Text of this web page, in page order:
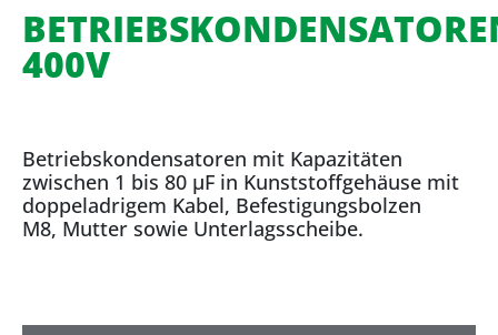
400V
Betriebskondensatoren mit Kapazitäten
zwischen 1 bis 80 µF in Kunststoffgehäuse mit
doppeladrigem Kabel, Befestigungsbolzen
M8, Mutter sowie Unterlagsscheibe.